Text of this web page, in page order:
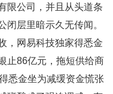
公司，并且从头道条
闭层里暗示久无传闻。
，网易科技独家得悉金
止86亿元，拖短供给商
悉金坐为减缓资金慌张